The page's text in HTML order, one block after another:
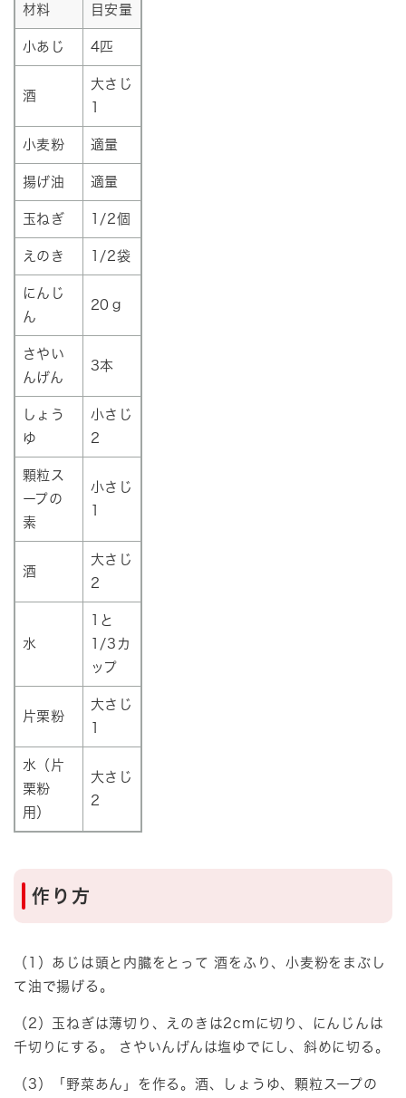
材料 目安量
小あじ 4匹
酒
大さじ
1
小麦粉 適量
揚げ油 適量
玉ねぎ 1/2個
えのき 1/2袋
にんじ
ん
20ｇ
さやい
んげん
3本
しょう
ゆ
小さじ
2
顆粒ス
ープの
素
小さじ
1
酒
大さじ
2
水
1と
1/3カ
ップ
片栗粉
大さじ
1
水（片
栗粉
用）
大さじ
2
作り方
（1）あじは頭と内臓をとって 酒をふり、小麦粉をまぶし
て油で揚げる。
（2）玉ねぎは薄切り、えのきは2cmに切り、にんじんは
千切りにする。 さやいんげんは塩ゆでにし、斜めに切る。
（3）「野菜あん」を作る。酒、しょうゆ、顆粒スープの